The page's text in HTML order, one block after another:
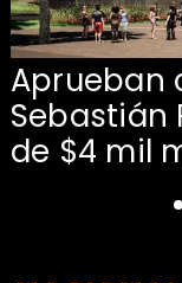
Aprueban
Sebastián
de $4 mil